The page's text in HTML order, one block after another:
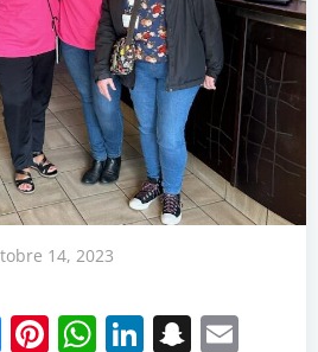
14, 2023
Bluesky
Pinterest
WhatsApp
LinkedIn